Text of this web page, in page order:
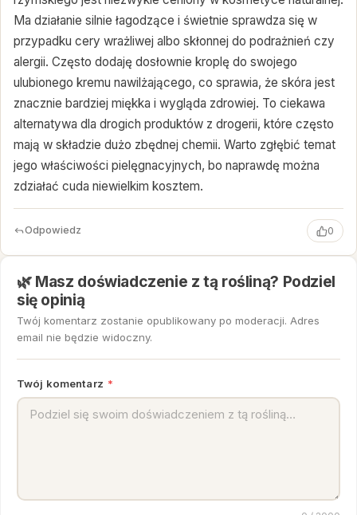
Ma działanie silnie łagodzące i świetnie sprawdza się w
przypadku cery wrażliwej albo skłonnej do podrażnień czy
alergii. Często dodaję dosłownie kroplę do swojego
ulubionego kremu nawilżającego, co sprawia, że skóra jest
znacznie bardziej miękka i wygląda zdrowiej. To ciekawa
alternatywa dla drogich produktów z drogerii, które często
mają w składzie dużo zbędnej chemii. Warto zgłębić temat
jego właściwości pielęgnacyjnych, bo naprawdę można
zdziałać cuda niewielkim kosztem.
Odpowiedz 0
🌿 Masz doświadczenie z tą rośliną? Podziel
się opinią
Twój komentarz zostanie opublikowany po moderacji. Adres
email nie będzie widoczny.
Twój komentarz *